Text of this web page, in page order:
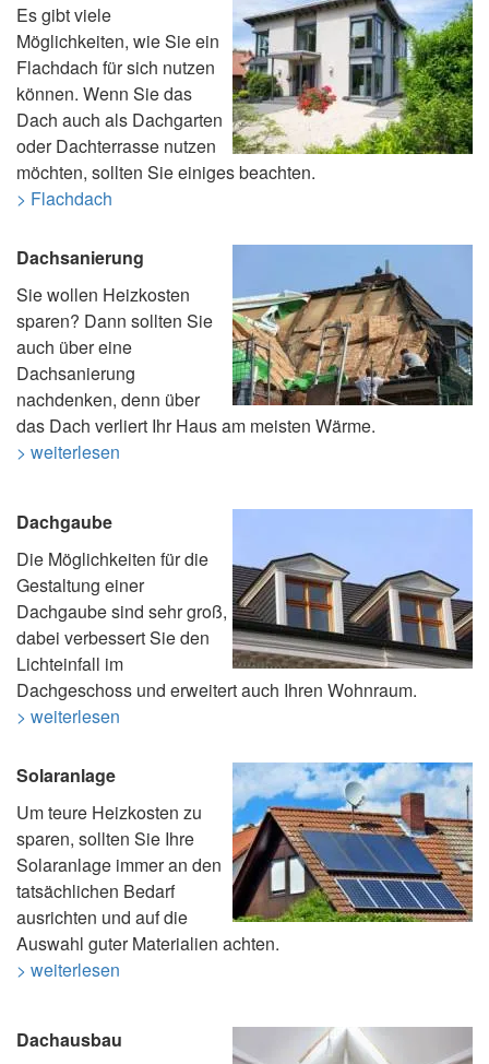
Es gibt viele
Möglichkeiten, wie Sie ein
Flachdach für sich nutzen
können. Wenn Sie das
Dach auch als Dachgarten
oder Dachterrasse nutzen
möchten, sollten Sie einiges beachten.
> Flachdach
Dachsanierung
Sie wollen Heizkosten
sparen? Dann sollten Sie
auch über eine
Dachsanierung
nachdenken, denn über
das Dach verliert Ihr Haus am meisten Wärme.
> weiterlesen
Dachgaube
Die Möglichkeiten für die
Gestaltung einer
Dachgaube sind sehr groß,
dabei verbessert Sie den
Lichteinfall im
Dachgeschoss und erweitert auch Ihren Wohnraum.
> weiterlesen
Solaranlage
Um teure Heizkosten zu
sparen, sollten Sie Ihre
Solaranlage immer an den
tatsächlichen Bedarf
ausrichten und auf die
Auswahl guter Materialien achten.
> weiterlesen
Dachausbau